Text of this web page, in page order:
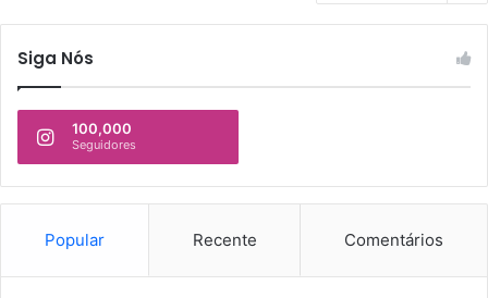
Siga Nós
100,000
Seguidores
Popular Recente Comentários